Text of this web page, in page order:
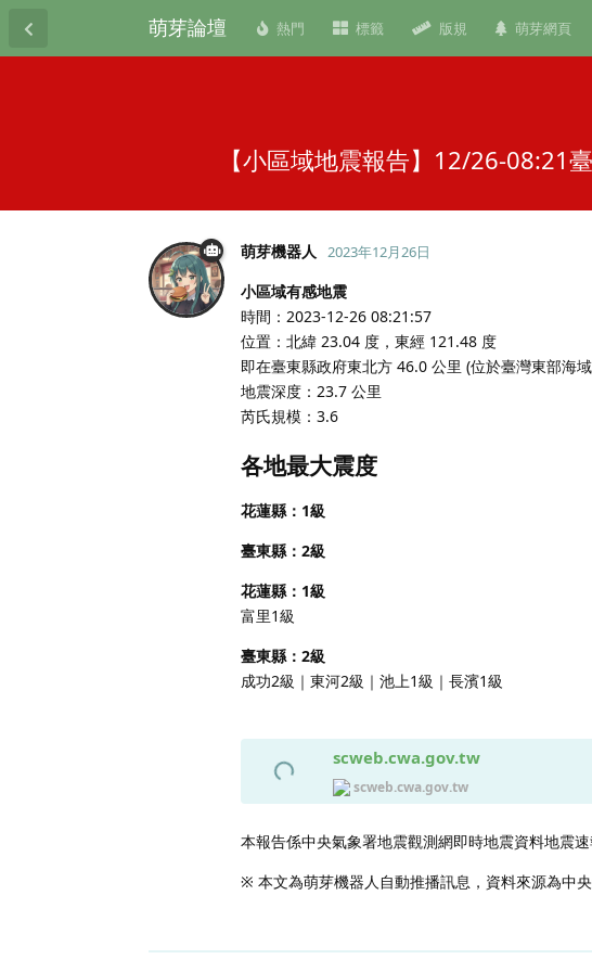
萌芽論壇 熱門 標籤 版規 萌芽網頁
【小區域地震報告】12/26-08:21
萌芽機器人 2023年12月26日
小區域有感地震
時間：2023-12-26 08:21:57
位置：北緯 23.04 度，東經 121.48 度
即在臺東縣政府東北方 46.0 公里 (位於臺灣東部海
地震深度：23.7 公里
芮氏規模：3.6
各地最大震度
花蓮縣：1級
臺東縣：2級
花蓮縣：1級
富里1級
臺東縣：2級
成功2級｜東河2級｜池上1級｜長濱1級
scweb.cwa.gov.tw
scweb.cwa.gov.tw
本報告係中央氣象署地震觀測網即時地震資料地震速
※ 本文為萌芽機器人自動推播訊息，資料來源為中